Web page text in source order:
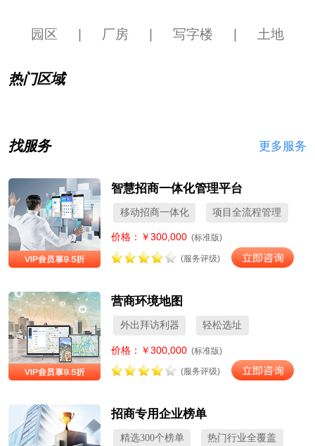
园区 厂房 写字楼 土地
热门区域
找服务 更多服务
智慧招商一体化管理平台
移动招商一体化 项目全流程管理
价格：￥300,000 (标准版)
(服务评级)
营商环境地图
外出拜访利器 轻松选址
价格：￥300,000 (标准版)
(服务评级)
招商专用企业榜单
精选300个榜单 热门行业全覆盖